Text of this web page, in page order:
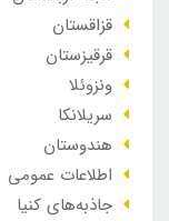
قزاقستان
قرقیزستان
ونزوئلا
سریلانکا
هندوستان
اطلاعات عمومی
جاذبه‌های کنیا